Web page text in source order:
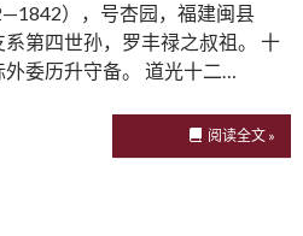
），号杏园，福建闽县
系第四世孙，罗丰禄之叔祖。 十
委历升守备。 道光十二…
阅读全文 »